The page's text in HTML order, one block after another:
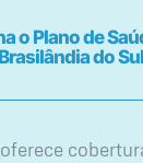
o Plano de
do Sul